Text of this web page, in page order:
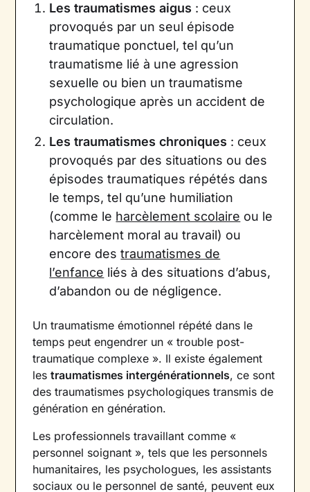
Les traumatismes aigus : ceux
provoqués par un seul épisode
traumatique ponctuel, tel qu’un
traumatisme lié à une agression
sexuelle ou bien un traumatisme
psychologique après un accident de
circulation.
Les traumatismes chroniques : ceux
provoqués par des situations ou des
épisodes traumatiques répétés dans
le temps, tel qu’une humiliation
(comme le harcèlement scolaire ou le
harcèlement moral au travail) ou
encore destraumatismes de
l’enfance liés à des situations d’abus,
d’abandon ou de négligence.
Un traumatisme émotionnel répété dans le
temps peut engendrer un « trouble post-
traumatique complexe ». Il existe également
lestraumatismes intergénérationnels, ce sont
des traumatismes psychologiques transmis de
génération en génération.
Les professionnels travaillant comme «
personnel soignant », tels que les personnels
humanitaires, les psychologues, les assistants
sociaux ou le personnel de santé, peuvent eux